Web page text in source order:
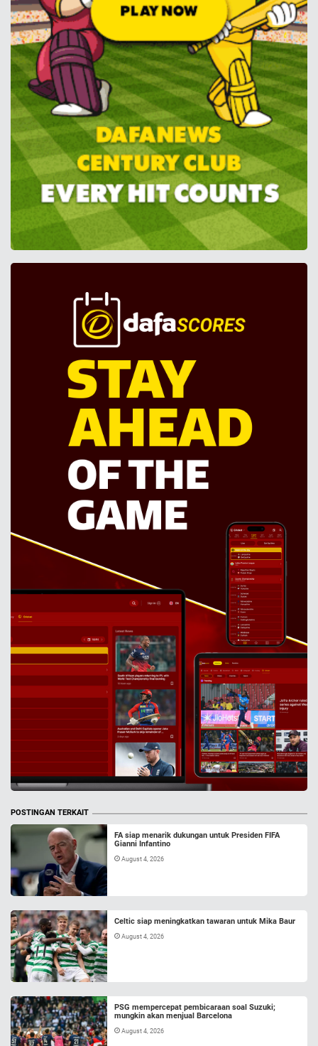
POSTINGAN TERKAIT
FA siap menarik dukungan untuk Presiden FIFA
Gianni Infantino
August 4, 2026
Celtic siap meningkatkan tawaran untuk Mika Baur
August 4, 2026
PSG mempercepat pembicaraan soal Suzuki;
mungkin akan menjual Barcelona
August 4, 2026